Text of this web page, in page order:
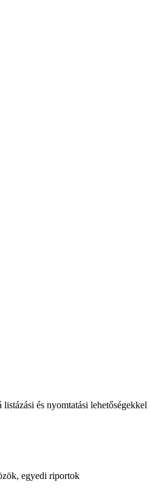
és nyomtatási lehetőségekkel
egyedi riportok